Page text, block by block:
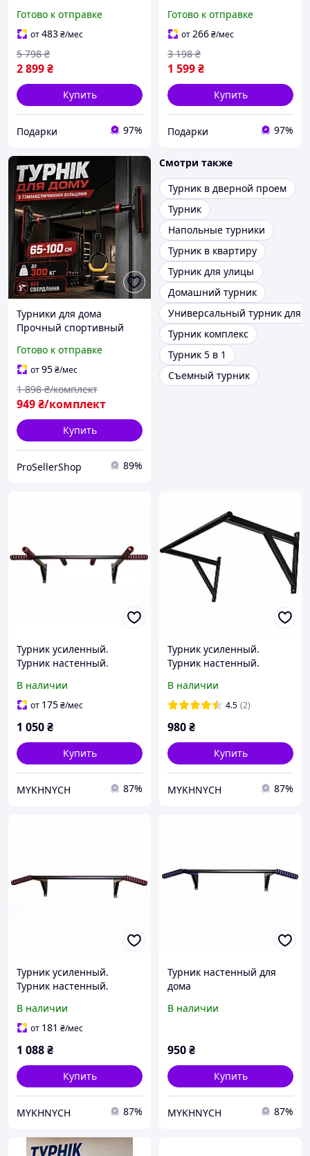
домашний подвесной
турник с прямой пере|
ХОЧУ ЕГО
Готово к отправке
от483₴/мес
2 899₴
5 798 ₴
Купить
Подарки 97%
турник широкий для
подтягиваний в|ХОЧУ
ЕГО
Готово к отправке
от266₴/мес
1 599₴
3 198 ₴
Купить
Подарки 97%
Турники для дома
Прочный спортивный
Турник-комплекс для
подтягиваний и качели
Готово к отправке
от95₴/мес
949₴/комплект
1 898 ₴/комплект
Купить
ProSellerShop 89%
Смотри также
Турник в дверной проем
Турник
Напольные турники
Турник в квартиру
Турник для улицы
Домашний турник
Универсальный турник для
Турник комплекс
Турник 5 в 1
Съемный турник
Турник усиленный.
Турник настенный.
В наличии
от 175₴/мес
1 050₴
Купить
MYKHNYCH 87%
Турник усиленный.
Турник настенный.
В наличии
4.5 (2)
980₴
Купить
MYKHNYCH 87%
Турник усиленный.
Турник настенный.
ручками
В наличии
от 181 ₴/мес
1 088₴
Купить
MYKHNYCH 87%
Турник настенный для
дома
В наличии
950₴
Купить
MYKHNYCH 87%